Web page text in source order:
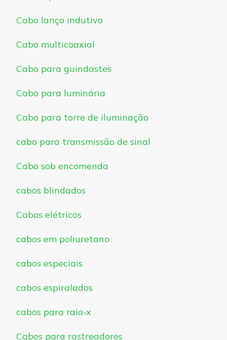
Cabo lanço indutivo
Cabo multicoaxial
Cabo para guindastes
Cabo para luminária
Cabo para torre de iluminação
cabo para transmissão de sinal
Cabo sob encomenda
cabos blindados
Cabos elétricos
cabos em poliuretano
cabos especiais
cabos espiralados
cabos para raio-x
Cabos para rastreadores